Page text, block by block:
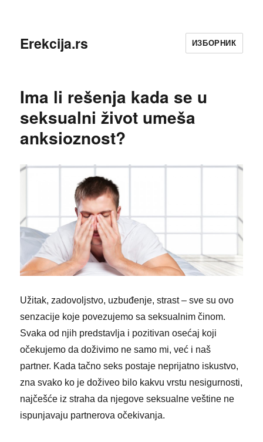
Erekcija.rs ИЗБОРНИК
Ima li rešenja kada se u
seksualni život umeša
anksioznost?
Užitak, zadovoljstvo, uzbuđenje, strast – sve su ovo
senzacije koje povezujemo sa seksualnim činom.
Svaka od njih predstavlja i pozitivan osećaj koji
očekujemo da doživimo ne samo mi, već i naš
partner. Kada tačno seks postaje neprijatno iskustvo,
zna svako ko je doživeo bilo kakvu vrstu nesigurnosti,
najčešće iz straha da njegove seksualne veštine ne
ispunjavaju partnerova očekivanja.